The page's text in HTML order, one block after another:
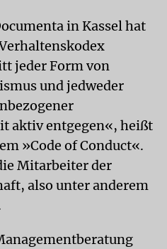
in Kassel hat
jeder Form von
und jedweder
aktiv entgegen«, heißt
»Code of Conduct«.
Mitarbeiter der
also unter anderem